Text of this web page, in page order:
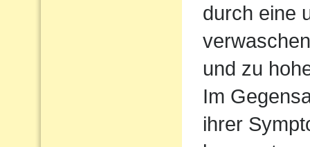
durch eine
und zu
Im
ihrer